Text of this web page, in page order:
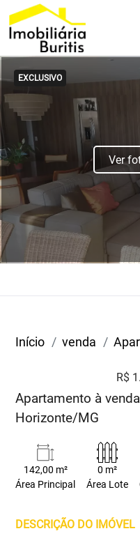
EXCLUSIVO
Ver
Início venda
R$
Apartamento à
Horizonte/MG
142,00 m²
Área Principal
0 m²
Área Lote
DESCRIÇÃO DO IMÓVEL